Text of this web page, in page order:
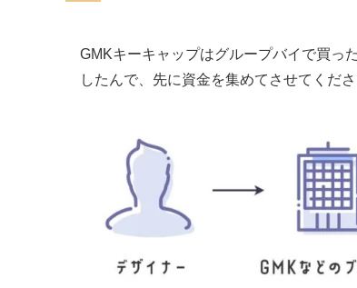
GMKキーキャップはグループバイで買っ
したんで、先に資金を集めてさせてくだ